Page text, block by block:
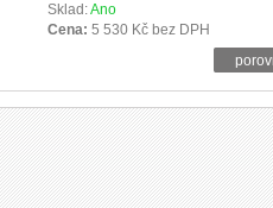
Sklad:Ano
Cena: 5 530 Kč bez DPH